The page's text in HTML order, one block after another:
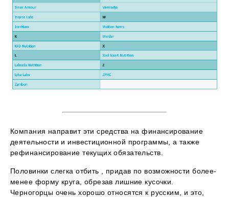
Компания направит эти средства на финансирование
деятельности и инвестиционной программы, а также
рефинансирование текущих обязательств.
Половинки слегка отбить , придав по возможности более-
менее форму круга, обрезав лишние кусочки.
Черногорцы очень хорошо относятся к русским, и это,